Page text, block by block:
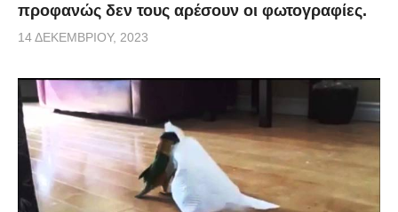
προφανώς δεν τους αρέσουν οι φωτογραφίες.
14 ΔΕΚΕΜΒΡΊΟΥ, 2023